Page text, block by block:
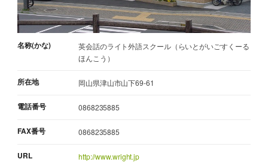
名称(かな)
英会話のライト外語スクール（らいとがいごすくーる
ほんこう）
所在地 岡山県津山市山下69-61
電話番号 0868235885
FAX番号 0868235885
URL http://www.wright.jp